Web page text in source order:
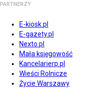
PARTNERZY
E-kiosk.pl
E-gazety.pl
Nexto.pl
Mała księgowość
Kancelarierp.pl
Wieści Rolnicze
Życie Warszawy